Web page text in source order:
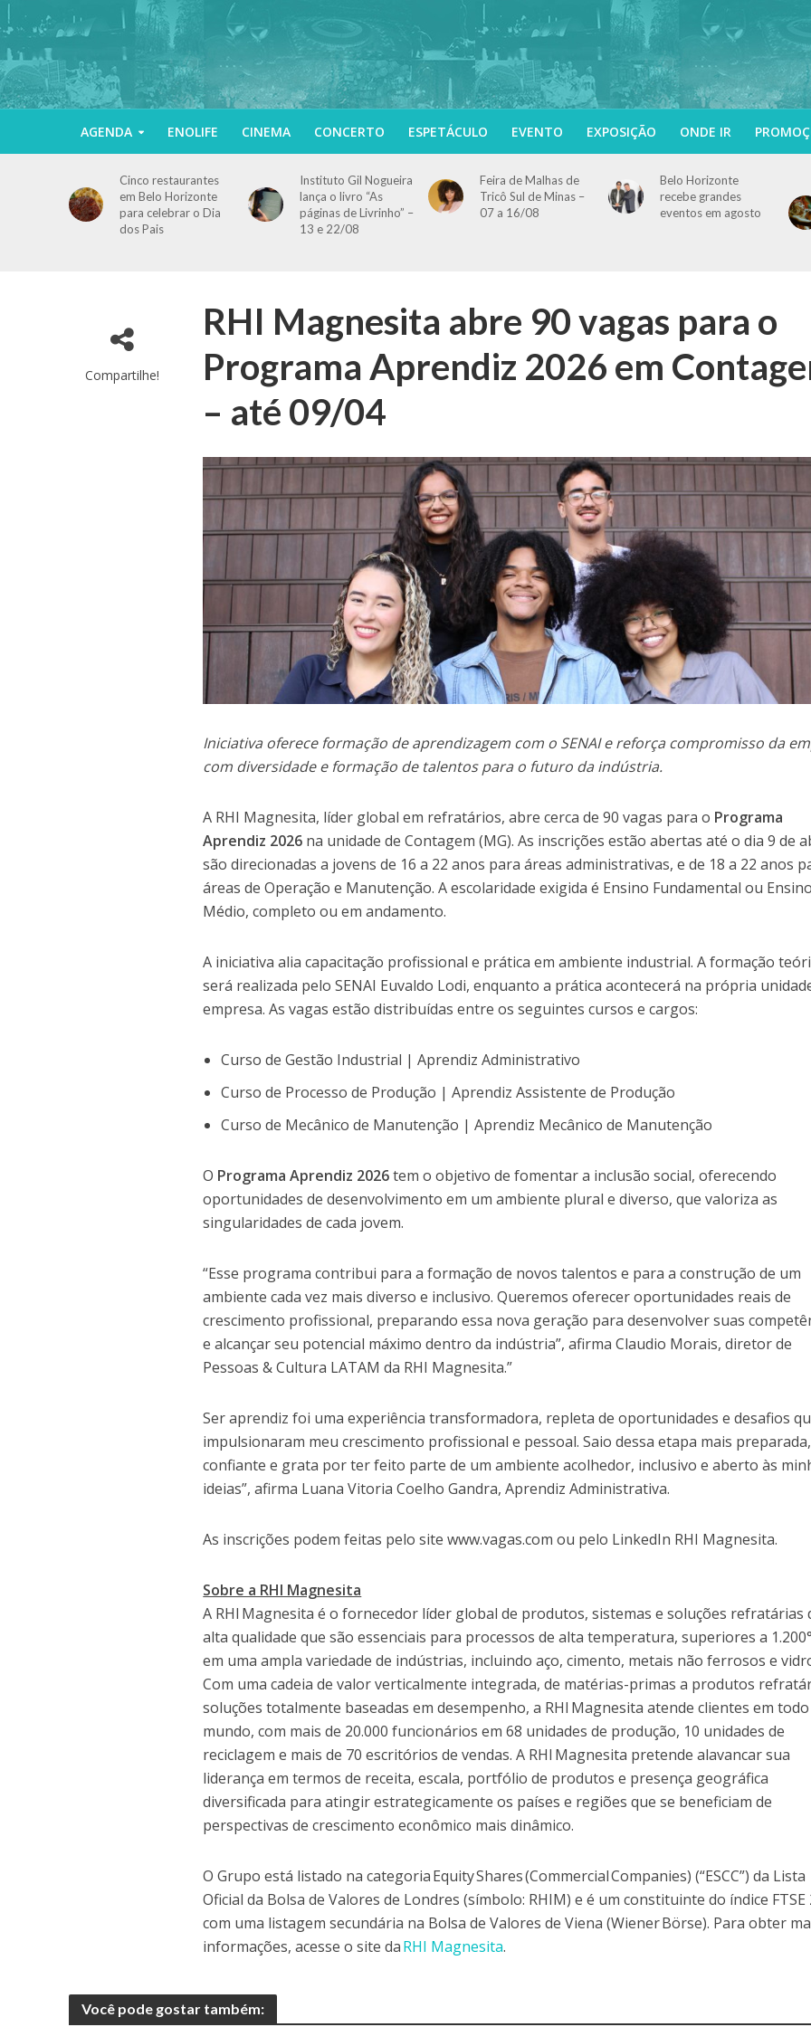
AGENDA ENOLIFE CINEMA CONCERTO ESPETÁCULO EVENTO EXPOSIÇÃO ONDE IR
Cinco restaurantes
em Belo Horizonte
para celebrar o Dia
dos Pais
Instituto Gil Nogueira
lança o livro “As
páginas de Livrinho” –
13 e 22/08
Feira de Malhas de
Tricô Sul de Minas –
07 a 16/08
Belo Horizonte
recebe grandes
eventos em agosto
Compartilhe!
RHI Magnesita abre 90 vagas para o
Programa Aprendiz 2026 em
– até 09/04
Iniciativa oferece formação de aprendizagem com o SENAI e reforça compromisso da
com diversidade e formação de talentos para o futuro da indústria.
A RHI Magnesita, líder global em refratários, abre cerca de 90 vagas para o Programa
Aprendiz 2026 na unidade de Contagem (MG). As inscrições estão abertas até o dia 9 de
são direcionadas a jovens de 16 a 22 anos para áreas administrativas, e de 18 a 22 anos
áreas de Operação e Manutenção. A escolaridade exigida é Ensino Fundamental ou Ensino
Médio, completo ou em andamento.
A iniciativa alia capacitação profissional e prática em ambiente industrial. A formação
será realizada pelo SENAI Euvaldo Lodi, enquanto a prática acontecerá na própria
empresa. As vagas estão distribuídas entre os seguintes cursos e cargos:
Curso de Gestão Industrial | Aprendiz Administrativo
Curso de Processo de Produção | Aprendiz Assistente de Produção
Curso de Mecânico de Manutenção | Aprendiz Mecânico de Manutenção
O Programa Aprendiz 2026tem o objetivo de fomentar a inclusão social, oferecendo
oportunidades de desenvolvimento em um ambiente plural e diverso, que valoriza as
singularidades de cada jovem.
“Esse programa contribui para a formação de novos talentos e para a construção de um
ambiente cada vez mais diverso e inclusivo. Queremos oferecer oportunidades reais de
crescimento profissional, preparando essa nova geração para desenvolver suas
e alcançar seu potencial máximo dentro da indústria”, afirma Claudio Morais, diretor de
Pessoas & Cultura LATAM da RHI Magnesita.”
Ser aprendiz foi uma experiência transformadora, repleta de oportunidades e desafios
impulsionaram meu crescimento profissional e pessoal. Saio dessa etapa mais preparada,
confiante e grata por ter feito parte de um ambiente acolhedor, inclusivo e aberto às
ideias”, afirma Luana Vitoria Coelho Gandra, Aprendiz Administrativa.
As inscrições podem feitas pelo site www.vagas.com ou pelo LinkedIn RHI Magnesita.
Sobre a RHI Magnesita
A RHI Magnesita é o fornecedor líder global de produtos, sistemas e soluções refratárias
alta qualidade que são essenciais para processos de alta temperatura, superiores a
em uma ampla variedade de indústrias, incluindo aço, cimento, metais não ferrosos e
Com uma cadeia de valor verticalmente integrada, de matérias-primas a produtos
soluções totalmente baseadas em desempenho, a RHI Magnesita atende clientes em
mundo, com mais de 20.000 funcionários em 68 unidades de produção, 10 unidades de
reciclagem e mais de 70 escritórios de vendas. A RHI Magnesita pretende alavancar sua
liderança em termos de receita, escala, portfólio de produtos e presença geográfica
diversificada para atingir estrategicamente os países e regiões que se beneficiam de
perspectivas de crescimento econômico mais dinâmico.
O Grupo está listado na categoria Equity Shares (Commercial Companies) (“ESCC”) da Lista
Oficial da Bolsa de Valores de Londres (símbolo: RHIM) e é um constituinte do índice FTSE
com uma listagem secundária na Bolsa de Valores de Viena (Wiener Börse). Para obter
informações, acesse o site daRHI Magnesita.
Você pode gostar também: